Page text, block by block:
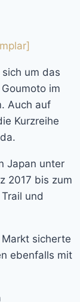
um das
im
Auch auf
Kurzreihe
Japan unter
2017 bis zum
und
sicherte
ebenfalls mit